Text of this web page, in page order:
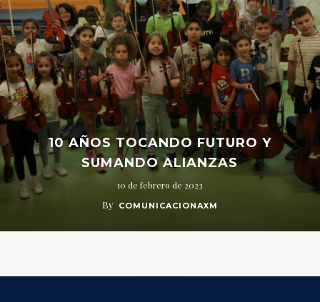
10 AÑOS TOCANDO FUTURO Y
SUMANDO ALIANZAS
10 de febrero de 2023
By COMUNICACIONAXM